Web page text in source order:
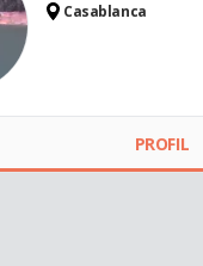
Casablanca
PROFIL